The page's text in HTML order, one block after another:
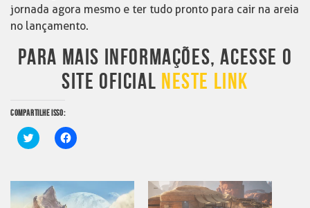
jornada agora mesmo e ter tudo pronto para cair na areia
no lançamento.
PARA MAIS INFORMAÇÕES, ACESSE O
SITE OFICIAL NESTE LINK
COMPARTILHE ISSO:
Clique
para
em
nova
janela)
Clique
para
em
nova
janela)